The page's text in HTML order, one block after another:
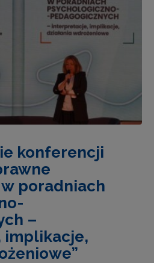
konferencji
poradniach
–
implikacje,